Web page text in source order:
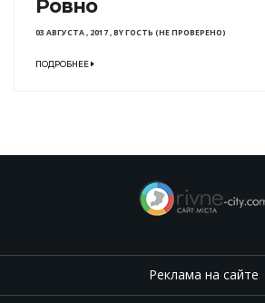
Ровно
03 АВГУСТА , 2017,BYГОСТЬ (НЕ ПРОВЕРЕНО)
ПОДРОБНЕЕ
Реклама на сайте